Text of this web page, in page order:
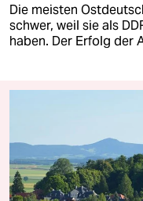
Die meisten
schwer, weil sie als
haben. Der Erfolg der